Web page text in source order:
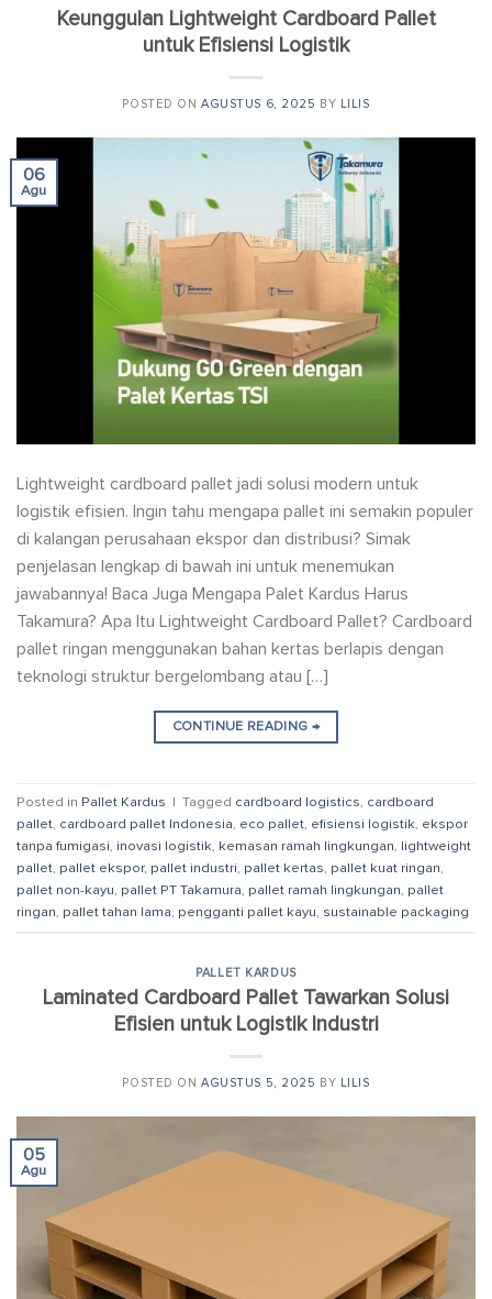
Keunggulan Lightweight Cardboard Pallet
untuk Efisiensi Logistik
POSTED ONAGUSTUS 6, 2025 BY LILIS
06
Agu
Lightweight cardboard pallet jadi solusi modern untuk
logistik efisien. Ingin tahu mengapa pallet ini semakin populer
di kalangan perusahaan ekspor dan distribusi? Simak
penjelasan lengkap di bawah ini untuk menemukan
jawabannya! Baca Juga Mengapa Palet Kardus Harus
Takamura? Apa Itu Lightweight Cardboard Pallet? Cardboard
pallet ringan menggunakan bahan kertas berlapis dengan
teknologi struktur bergelombang atau […]
CONTINUE READING →
Posted in Pallet Kardus | Tagged cardboard logistics, cardboard
pallet, cardboard pallet Indonesia, eco pallet, efisiensi logistik, ekspor
tanpa fumigasi, inovasi logistik, kemasan ramah lingkungan, lightweight
pallet, pallet ekspor, pallet industri, pallet kertas, pallet kuat ringan,
pallet non-kayu, pallet PT Takamura, pallet ramah lingkungan, pallet
ringan, pallet tahan lama, pengganti pallet kayu, sustainable packaging
PALLET KARDUS
Laminated Cardboard Pallet Tawarkan Solusi
Efisien untuk Logistik Industri
POSTED ONAGUSTUS 5, 2025 BY LILIS
05
Agu